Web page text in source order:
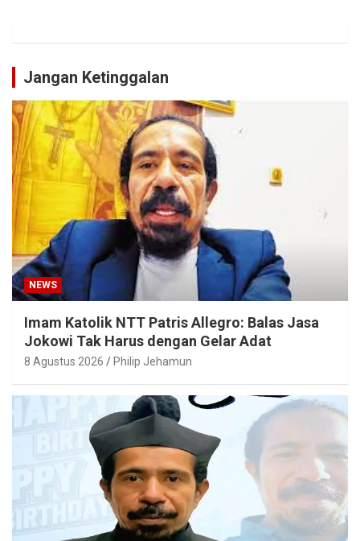
Jangan Ketinggalan
NEWS
Imam Katolik NTT Patris Allegro: Balas Jasa
Jokowi Tak Harus dengan Gelar Adat
8 Agustus 2026 Philip Jehamun